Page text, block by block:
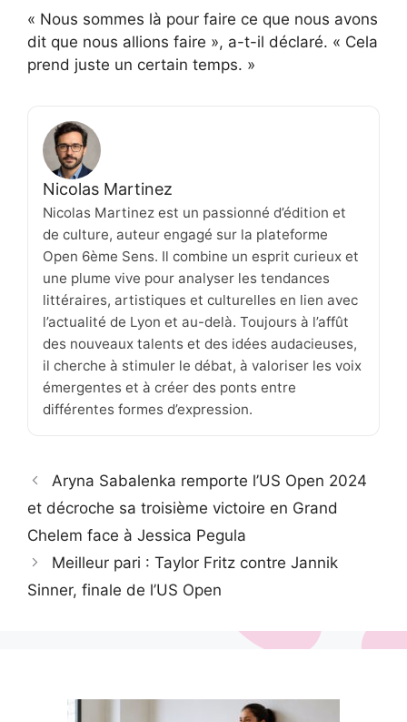
« Nous sommes là pour faire ce que nous avons
dit que nous allions faire », a-t-il déclaré. « Cela
prend juste un certain temps. »
Nicolas Martinez
Nicolas Martinez est un passionné d’édition et
de culture, auteur engagé sur la plateforme
Open 6ème Sens. Il combine un esprit curieux et
une plume vive pour analyser les tendances
littéraires, artistiques et culturelles en lien avec
l’actualité de Lyon et au-delà. Toujours à l’affût
des nouveaux talents et des idées audacieuses,
il cherche à stimuler le débat, à valoriser les voix
émergentes et à créer des ponts entre
différentes formes d’expression.
Aryna Sabalenka remporte l’US Open 2024
et décroche sa troisième victoire en Grand
Chelem face à Jessica Pegula
Meilleur pari : Taylor Fritz contre Jannik
Sinner, finale de l’US Open